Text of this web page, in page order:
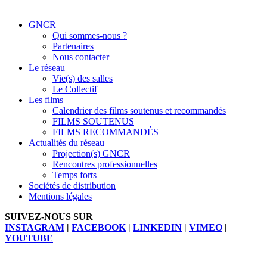
GNCR
Qui sommes-nous ?
Partenaires
Nous contacter
Le réseau
Vie(s) des salles
Le Collectif
Les films
Calendrier des films soutenus et recommandés
FILMS SOUTENUS
FILMS RECOMMANDÉS
Actualités du réseau
Projection(s) GNCR
Rencontres professionnelles
Temps forts
Sociétés de distribution
Mentions légales
SUIVEZ-NOUS SUR
INSTAGRAM | FACEBOOK | LINKEDIN | VIMEO |
YOUTUBE